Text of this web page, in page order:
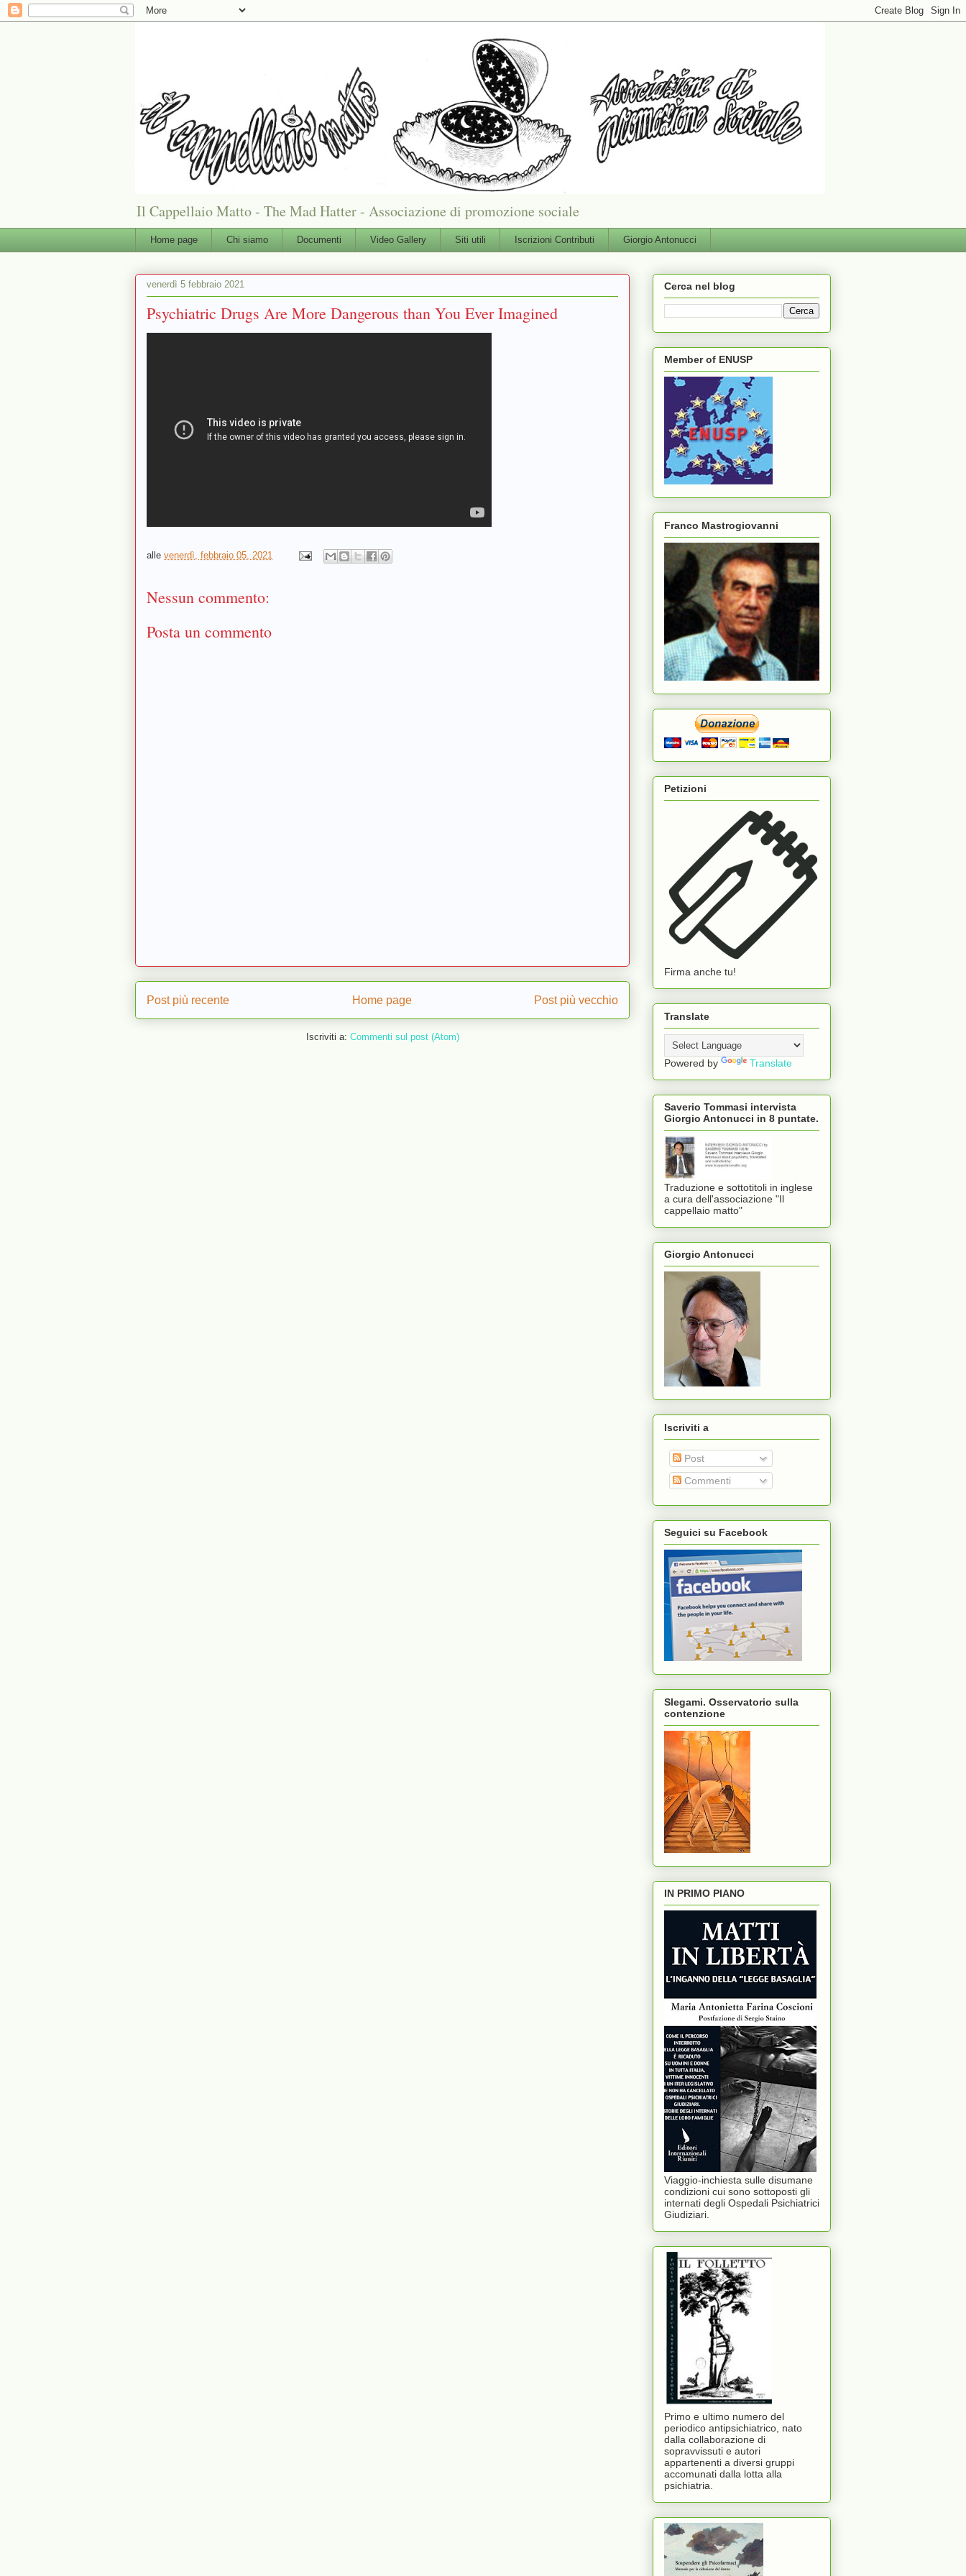
Il Cappellaio Matto - The Mad Hatter - Associazione di promozione sociale
Home page Chi siamo Documenti Video Gallery Siti utili Iscrizioni Contributi Giorgio Antonucci
venerdì 5 febbraio 2021
Psychiatric Drugs Are More Dangerous than You Ever Imagined
alle venerdì, febbraio 05, 2021
Nessun commento:
Posta un commento
Post più recente Post più vecchio
Home page
Iscriviti a: Commenti sul post (Atom)
Cerca nel blog
Member of ENUSP
Franco Mastrogiovanni
Petizioni
Firma anche tu!
Translate
Powered by Translate
Saverio Tommasi intervista
Giorgio Antonucci in 8 puntate.
Traduzione e sottotitoli in inglese
a cura dell'associazione "Il
cappellaio matto"
Giorgio Antonucci
Iscriviti a
Post
Commenti
Seguici su Facebook
Slegami. Osservatorio sulla
contenzione
IN PRIMO PIANO
Viaggio-inchiesta sulle disumane
condizioni cui sono sottoposti gli
internati degli Ospedali Psichiatrici
Giudiziari.
Primo e ultimo numero del
periodico antipsichiatrico, nato
dalla collaborazione di
sopravvissuti e autori
appartenenti a diversi gruppi
accomunati dalla lotta alla
psichiatria.